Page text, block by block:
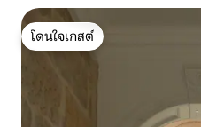
โดนใจเกสต์
โดนใจเกสต์